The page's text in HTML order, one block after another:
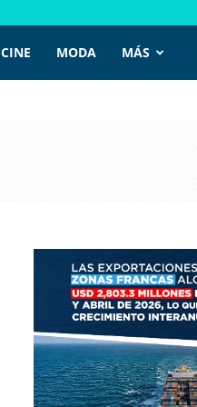
CINE MODA MÁS